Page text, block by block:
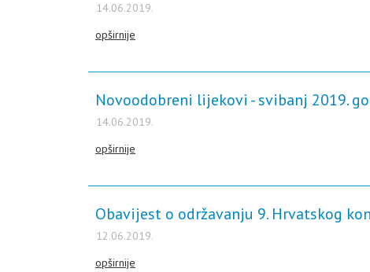
14.06.2019.
opširnije
Novoodobreni lijekovi - svibanj 2019.
14.06.2019.
opširnije
Obavijest o održavanju 9. Hrvatskog
12.06.2019.
opširnije